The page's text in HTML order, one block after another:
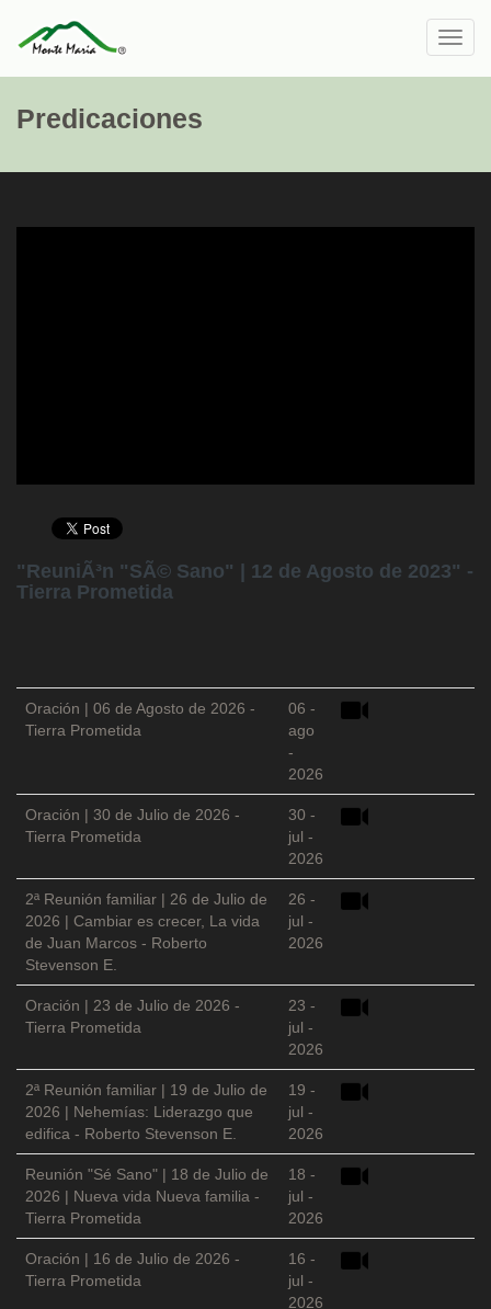
Predicaciones
"ReuniÃ³n "SÃ© Sano" | 12 de Agosto de 2023" -
Tierra Prometida
Oración | 06 de Agosto de 2026 -
Tierra Prometida
06 -
ago
-
2026
Oración | 30 de Julio de 2026 -
Tierra Prometida
30 -
jul -
2026
2ª Reunión familiar | 26 de Julio de
2026 | Cambiar es crecer, La vida
de Juan Marcos - Roberto
Stevenson E.
26 -
jul -
2026
Oración | 23 de Julio de 2026 -
Tierra Prometida
23 -
jul -
2026
2ª Reunión familiar | 19 de Julio de
2026 | Nehemías: Liderazgo que
edifica - Roberto Stevenson E.
19 -
jul -
2026
Reunión "Sé Sano" | 18 de Julio de
2026 | Nueva vida Nueva familia -
Tierra Prometida
18 -
jul -
2026
Oración | 16 de Julio de 2026 -
Tierra Prometida
16 -
jul -
2026